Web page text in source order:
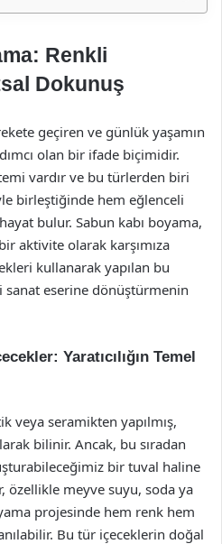
Renkli
Dokunuş
geçiren ve günlük yaşamın
olan bir ifade biçimidir.
vardır ve bu türlerden biri
birleştiğinde hem eğlenceli
bulur. Sabun kabı boyama,
aktivite olarak karşımıza
kullanarak yapılan bu
sanat eserine dönüştürmenin
Yaratıcılığın Temel
veya seramikten yapılmış,
bilinir. Ancak, bu sıradan
bir tuval haline
özellikle meyve suyu, soda ya
projesinde hem renk hem
Bu tür içeceklerin doğal